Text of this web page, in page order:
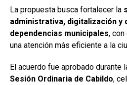
La propuesta busca fortalecer la
administrativa, digitalización y
dependencias municipales,
una atención más eficiente a la
El acuerdo fue aprobado durante
Sesión Ordinaria de Cabildo,